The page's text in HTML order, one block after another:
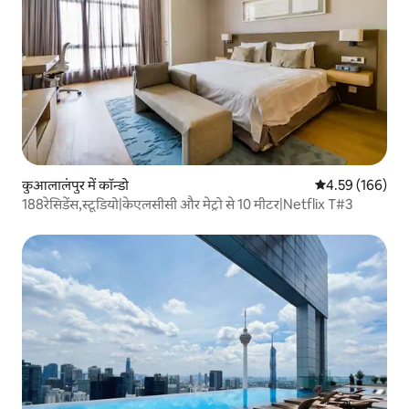
कुआलालंपुर में कॉन्डो औसत रेटिंग 5 में से
4.59 (166)
188रेसिडेंस,स्टूडियो|केएलसीसी और मेट्रो से 10 मीटर|Netflix T#3